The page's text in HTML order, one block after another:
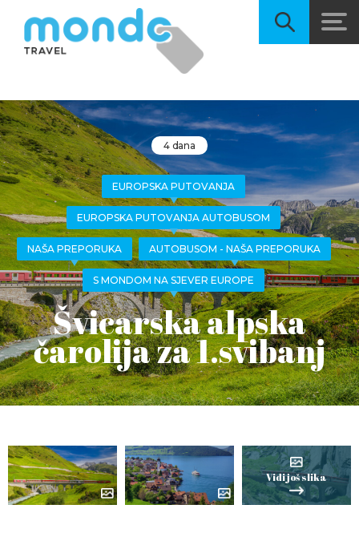
4 dana
EUROPSKA PUTOVANJA
EUROPSKA PUTOVANJA AUTOBUSOM
NAŠA PREPORUKA AUTOBUSOM - NAŠA PREPORUKA
S MONDOM NA SJEVER EUROPE
Švicarska alpska
čarolija za 1.svibanj
Vidi još slika